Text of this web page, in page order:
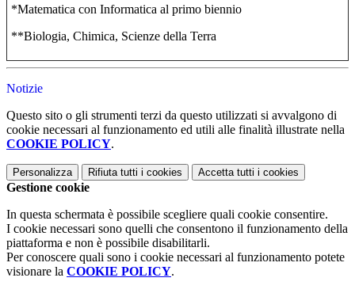
*Matematica con Informatica al primo biennio
**Biologia, Chimica, Scienze della Terra
Notizie
Questo sito o gli strumenti terzi da questo utilizzati si avvalgono di
cookie necessari al funzionamento ed utili alle finalità illustrate nella
COOKIE POLICY.
Personalizza Rifiuta tutti i cookies Accetta tutti i cookies
Gestione cookie
In questa schermata è possibile scegliere quali cookie consentire.
I cookie necessari sono quelli che consentono il funzionamento della
piattaforma e non è possibile disabilitarli.
Per conoscere quali sono i cookie necessari al funzionamento potete
visionare la COOKIE POLICY.